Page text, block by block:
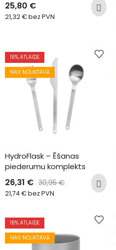
25,80 €
21,32€bez PVN
15% ATLAIDE
NAV NOLIKTAVĀ
HydroFlask – Ēšanas
piederumu komplekts
26,31 € 30,95€
21,74€bez PVN
15% ATLAIDE
NAV NOLIKTAVĀ